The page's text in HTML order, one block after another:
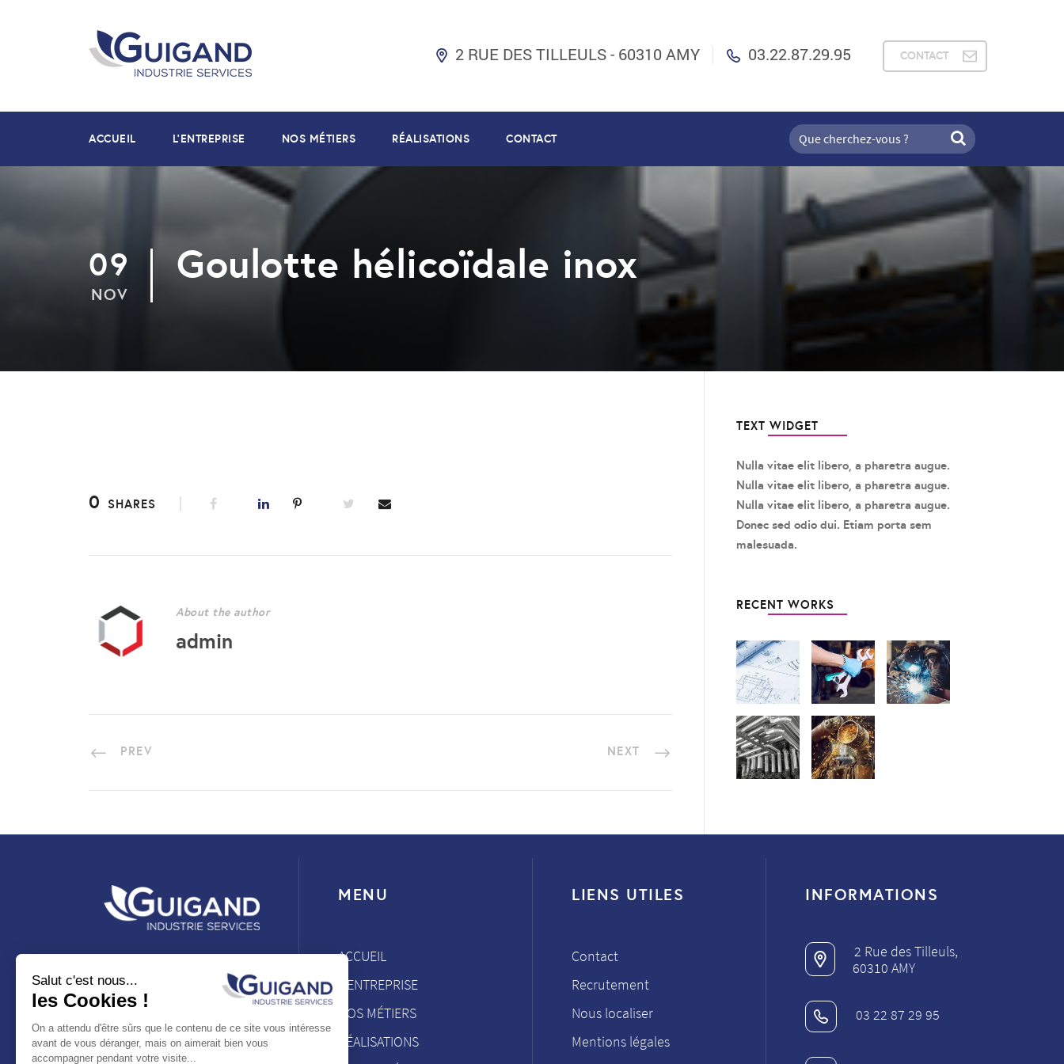
2 RUE DES TILLEULS - 60310 AMY 03.22.87.29.95 CONTACT
ACCUEIL L’ENTREPRISE NOS MÉTIERS RÉALISATIONS CONTACT
09
NOV
Goulotte hélicoïdale inox
0 SHARES
About the author
admin
PREV NEXT
TEXT WIDGET
Nulla vitae elit libero, a pharetra augue.
Nulla vitae elit libero, a pharetra augue.
Nulla vitae elit libero, a pharetra augue.
Donec sed odio dui. Etiam porta sem
malesuada.
RECENT WORKS
Guigand Industrie Services
est une entreprise du
Groupe ASFATECH. GIS
propose un savoir-faire au
service des grands
MENU
ACCUEIL
L’ENTREPRISE
NOS MÉTIERS
RÉALISATIONS
LIENS UTILES
Contact
Recrutement
Nous localiser
Mentions légales
INFORMATIONS
2 Rue des Tilleuls,
60310 AMY
03 22 87 29 95
Salut c'est nous...
les Cookies !
On a attendu d'être sûrs que le contenu de ce site vous intéresse
avant de vous déranger, mais on aimerait bien vous
accompagner pendant votre visite...